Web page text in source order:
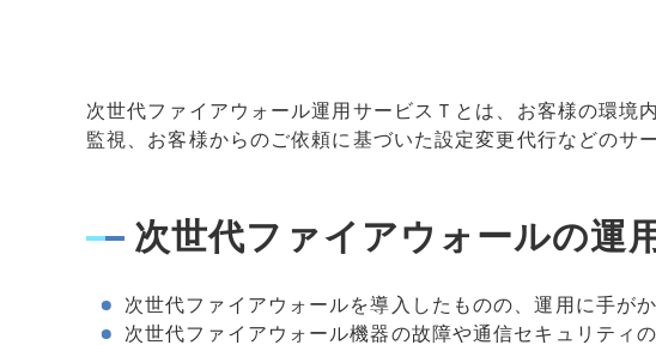
次世代ファイアウォール運用サービスＴとは、お客様の環
監視、お客様からのご依頼に基づいた設定変更代行などのサ
次世代ファイアウォールの運
次世代ファイアウォールを導入したものの、運用に手が
次世代ファイアウォール機器の故障や通信セキュリティ